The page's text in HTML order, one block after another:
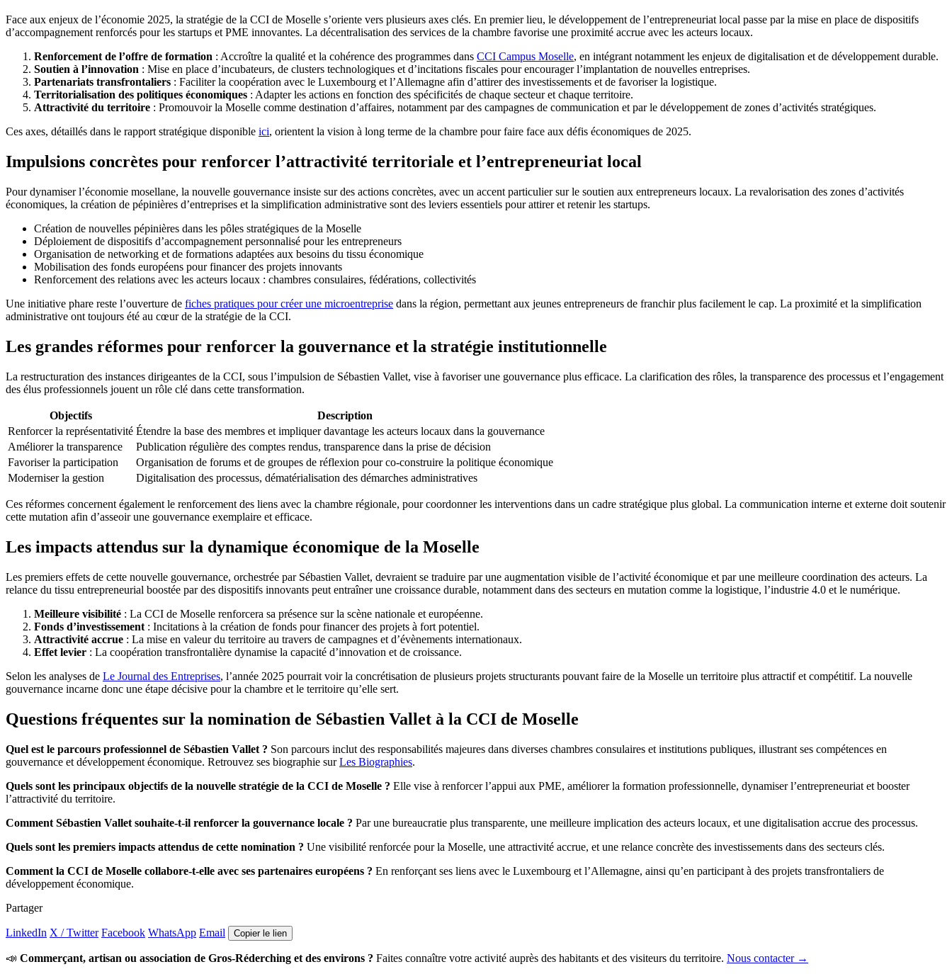
Face aux enjeux de l’économie 2025, la stratégie de la CCI de Moselle s’oriente vers plusieurs axes clés. En premier lieu, le développement de l’entrepreneuriat local passe par la mise en place de dispositifs
d’accompagnement renforcés pour les startups et PME innovantes. La décentralisation des services de la chambre favorise une proximité accrue avec les acteurs locaux.
Renforcement de l’offre de formation : Accroître la qualité et la cohérence des programmes dans CCI Campus Moselle, en intégrant notamment les enjeux de digitalisation et de développement durable.
Soutien à l’innovation : Mise en place d’incubateurs, de clusters technologiques et d’incitations fiscales pour encourager l’implantation de nouvelles entreprises.
Partenariats transfrontaliers : Faciliter la coopération avec le Luxembourg et l’Allemagne afin d’attirer des investissements et de favoriser la logistique.
Territorialisation des politiques économiques : Adapter les actions en fonction des spécificités de chaque secteur et chaque territoire.
Attractivité du territoire : Promouvoir la Moselle comme destination d’affaires, notamment par des campagnes de communication et par le développement de zones d’activités stratégiques.
Ces axes, détaillés dans le rapport stratégique disponible ici, orientent la vision à long terme de la chambre pour faire face aux défis économiques de 2025.
Impulsions concrètes pour renforcer l’attractivité territoriale et l’entrepreneuriat local
Pour dynamiser l’économie mosellane, la nouvelle gouvernance insiste sur des actions concrètes, avec un accent particulier sur le soutien aux entrepreneurs locaux. La revalorisation des zones d’activités
économiques, la création de pépinières d’entreprises et la simplification administrative sont des leviers essentiels pour attirer et retenir les startups.
Création de nouvelles pépinières dans les pôles stratégiques de la Moselle
Déploiement de dispositifs d’accompagnement personnalisé pour les entrepreneurs
Organisation de networking et de formations adaptées aux besoins du tissu économique
Mobilisation des fonds européens pour financer des projets innovants
Renforcement des relations avec les acteurs locaux : chambres consulaires, fédérations, collectivités
Une initiative phare reste l’ouverture de fiches pratiques pour créer une microentreprise dans la région, permettant aux jeunes entrepreneurs de franchir plus facilement le cap. La proximité et la simplification
administrative ont toujours été au cœur de la stratégie de la CCI.
Les grandes réformes pour renforcer la gouvernance et la stratégie institutionnelle
La restructuration des instances dirigeantes de la CCI, sous l’impulsion de Sébastien Vallet, vise à favoriser une gouvernance plus efficace. La clarification des rôles, la transparence des processus et l’engagement
des élus professionnels jouent un rôle clé dans cette transformation.
Objectifs
Description
Renforcer la représentativité Étendre la base des membres et impliquer davantage les acteurs locaux dans la gouvernance
Améliorer la transparence
Publication régulière des comptes rendus, transparence dans la prise de décision
Favoriser la participation
Organisation de forums et de groupes de réflexion pour co-construire la politique économique
Moderniser la gestion
Digitalisation des processus, dématérialisation des démarches administratives
Ces réformes concernent également le renforcement des liens avec la chambre régionale, pour coordonner les interventions dans un cadre stratégique plus global. La communication interne et externe doit soutenir
cette mutation afin d’asseoir une gouvernance exemplaire et efficace.
Les impacts attendus sur la dynamique économique de la Moselle
Les premiers effets de cette nouvelle gouvernance, orchestrée par Sébastien Vallet, devraient se traduire par une augmentation visible de l’activité économique et par une meilleure coordination des acteurs. La
relance du tissu entrepreneurial boostée par des dispositifs innovants peut entraîner une croissance durable, notamment dans des secteurs en mutation comme la logistique, l’industrie 4.0 et le numérique.
Meilleure visibilité : La CCI de Moselle renforcera sa présence sur la scène nationale et européenne.
Fonds d’investissement : Incitations à la création de fonds pour financer des projets à fort potentiel.
Attractivité accrue : La mise en valeur du territoire au travers de campagnes et d’évènements internationaux.
Effet levier : La coopération transfrontalière dynamise la capacité d’innovation et de croissance.
Selon les analyses de Le Journal des Entreprises, l’année 2025 pourrait voir la concrétisation de plusieurs projets structurants pouvant faire de la Moselle un territoire plus attractif et compétitif. La nouvelle
gouvernance incarne donc une étape décisive pour la chambre et le territoire qu’elle sert.
Questions fréquentes sur la nomination de Sébastien Vallet à la CCI de Moselle
Quel est le parcours professionnel de Sébastien Vallet ? Son parcours inclut des responsabilités majeures dans diverses chambres consulaires et institutions publiques, illustrant ses compétences en
gouvernance et développement économique. Retrouvez ses biographie surLes Biographies.
Quels sont les principaux objectifs de la nouvelle stratégie de la CCI de Moselle ? Elle vise à renforcer l’appui aux PME, améliorer la formation professionnelle, dynamiser l’entrepreneuriat et booster
l’attractivité du territoire.
Comment Sébastien Vallet souhaite-t-il renforcer la gouvernance locale ? Par une bureaucratie plus transparente, une meilleure implication des acteurs locaux, et une digitalisation accrue des processus.
Quels sont les premiers impacts attendus de cette nomination ? Une visibilité renforcée pour la Moselle, une attractivité accrue, et une relance concrète des investissements dans des secteurs clés.
Comment la CCI de Moselle collabore-t-elle avec ses partenaires européens ? En renforçant ses liens avec le Luxembourg et l’Allemagne, ainsi qu’en participant à des projets transfrontaliers de
développement économique.
Partager
LinkedIn X / Twitter Facebook WhatsApp Email Copier le lien
📣 Commerçant, artisan ou association de Gros-Réderching et des environs ? Faites connaître votre activité auprès des habitants et des visiteurs du territoire. Nous contacter →